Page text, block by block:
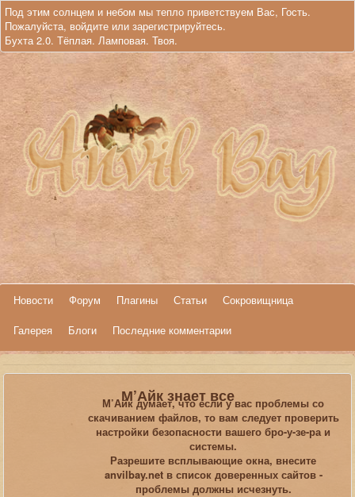
Под этим солнцем и небом мы тепло приветствуем Вас, Гость.
Пожалуйста, войдите или зарегистрируйтесь.
Бухта 2.0. Тёплая. Ламповая. Твоя.
Новости Форум Плагины Статьи
Сокровищница
Галерея
Блоги Последние комментарии
Прохождения и видеопрохождения игры и плагинов
М’Айк знает все
М’Айк думает, что если у вас проблемы со
скачиванием файлов, то вам следует проверить
настройки безопасности вашего бро-у-зе-ра и
системы.
Разрешите всплывающие окна, внесите
anvilbay.net в список доверенных сайтов -
проблемы должны исчезнуть.